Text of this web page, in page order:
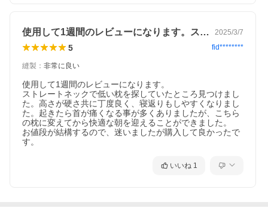
理想の寝姿勢では、敷き寝具と頭・首との間に小さな隙間がで
枕の役割は、この"隙間"を埋めること！隙間はほとんどの場合、あ
使用して1週間のレビューになります。ス… 2025/3/7
5 fid********
縫製 ： 非常に良い
使用して1週間のレビューになります。
ストレートネックで低い枕を探していたところ見つけまし
た。高さが硬さ共に丁度良く、寝返りもしやすくなりまし
た。起きたら首が痛くなる事が多くありましたが、こちら
の枕に変えてから快適な朝を迎えることができました。
お値段が結構するので、迷いましたが購入して良かったで
す。
いいね 1